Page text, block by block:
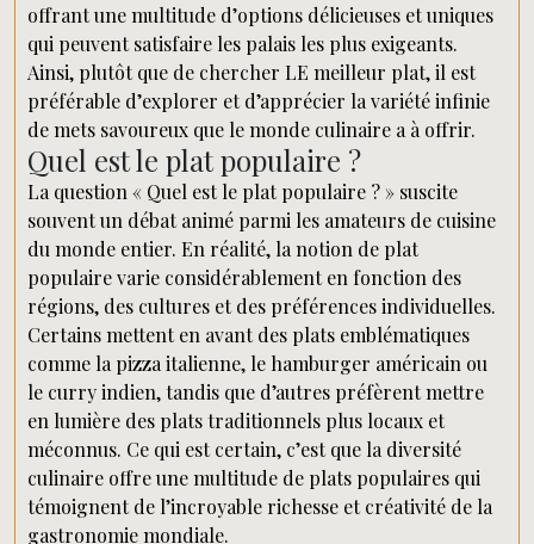
offrant une multitude d’options délicieuses et uniques
qui peuvent satisfaire les palais les plus exigeants.
Ainsi, plutôt que de chercher LE meilleur plat, il est
préférable d’explorer et d’apprécier la variété infinie
de mets savoureux que le monde culinaire a à offrir.
Quel est le plat populaire ?
La question « Quel est le plat populaire ? » suscite
souvent un débat animé parmi les amateurs de cuisine
du monde entier. En réalité, la notion de plat
populaire varie considérablement en fonction des
régions, des cultures et des préférences individuelles.
Certains mettent en avant des plats emblématiques
comme la pizza italienne, le hamburger américain ou
le curry indien, tandis que d’autres préfèrent mettre
en lumière des plats traditionnels plus locaux et
méconnus. Ce qui est certain, c’est que la diversité
culinaire offre une multitude de plats populaires qui
témoignent de l’incroyable richesse et créativité de la
gastronomie mondiale.